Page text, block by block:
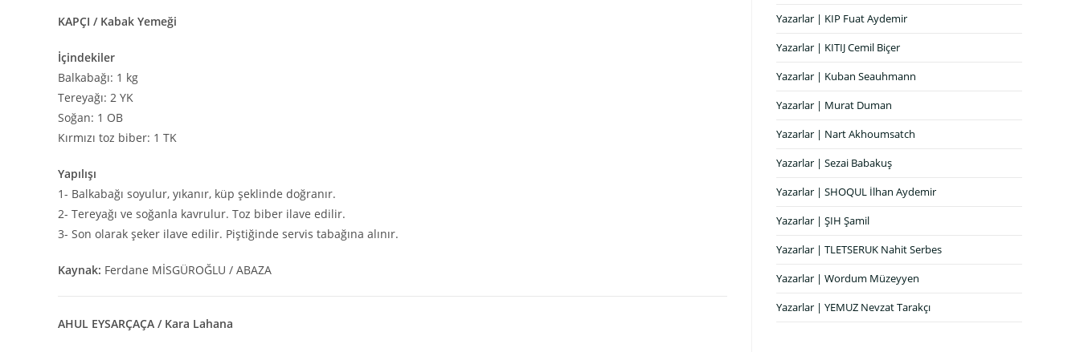
KAPÇI / Kabak Yemeği
İçindekiler
Balkabağı: 1 kg
Tereyağı: 2 YK
Soğan: 1 OB
Kırmızı toz biber: 1 TK
Yapılışı
1- Balkabağı soyulur, yıkanır, küp şeklinde doğranır.
2- Tereyağı ve soğanla kavrulur. Toz biber ilave edilir.
3- Son olarak şeker ilave edilir. Piştiğinde servis tabağına alınır.
Kaynak: Ferdane MİSGÜROĞLU / ABAZA
AHUL EYSARÇAÇA / Kara Lahana
Yazarlar | KIP Fuat Aydemir
Yazarlar | KITIJ Cemil Biçer
Yazarlar | Kuban Seauhmann
Yazarlar | Murat Duman
Yazarlar | Nart Akhoumsatch
Yazarlar | Sezai Babakuş
Yazarlar | SHOQUL İlhan Aydemir
Yazarlar | ŞIH Şamil
Yazarlar | TLETSERUK Nahit Serbes
Yazarlar | Wordum Müzeyyen
Yazarlar | YEMUZ Nevzat Tarakçı